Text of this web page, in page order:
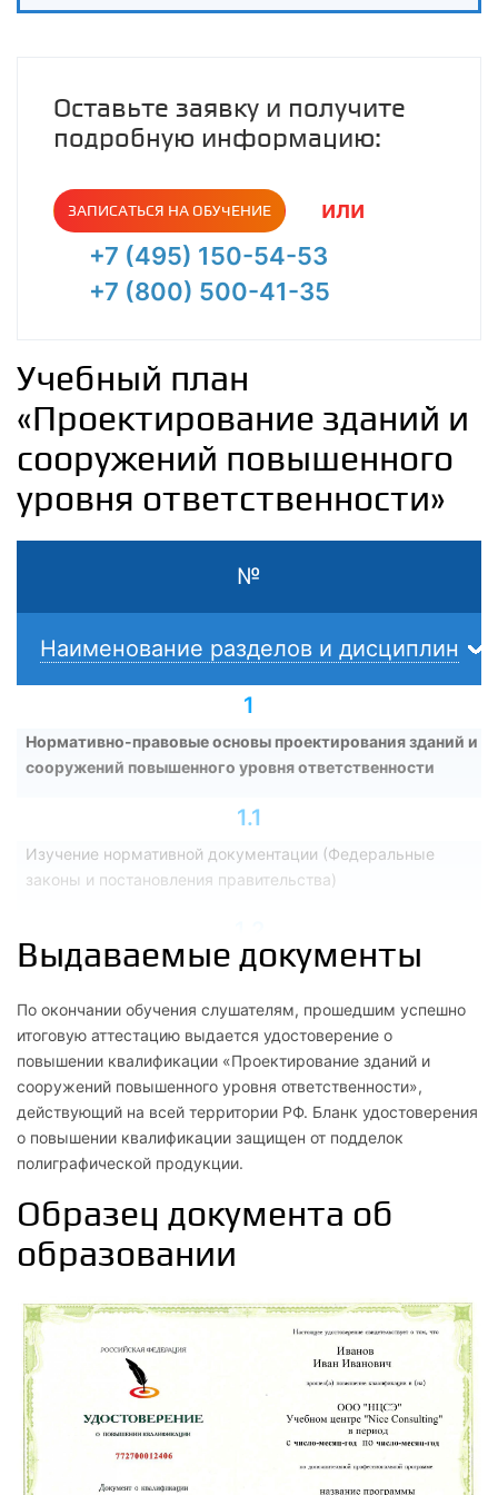
Оставьте заявку и получите
подробную информацию:
ЗАПИСАТЬСЯ НА ОБУЧЕНИЕ
или
+7 (495) 150-54-53
+7 (800) 500-41-35
Учебный план
«Проектирование зданий и
сооружений повышенного
уровня ответственности»
№
Наименование разделов и дисциплин
1
Нормативно-правовые основы проектирования зданий и
сооружений повышенного уровня ответственности
1.1
Изучение нормативной документации (Федеральные
законы и постановления правительства)
Изучение нормативной документации (Своды правил и
1.3
Изучение нормативной документации (Постановления
профильных министерств и ведомств, муниципальных
Требования к выполнению проектных работ, влияющих
на безопасность строительства
Нормативно-техническая база применяемая при
выполнении работ повышенной ответственности
Общие принципы и особенности выполнения работ
повышенной ответственности
Выдаваемые документы
По окончании обучения слушателям, прошедшим успешно
итоговую аттестацию выдается удостоверение о
повышении квалификации «Проектирование зданий и
сооружений повышенного уровня ответственности»,
действующий на всей территории РФ. Бланк удостоверения
о повышении квалификации защищен от подделок
полиграфической продукции.
Образец документа об
образовании